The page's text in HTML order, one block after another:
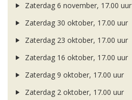
Zaterdag 6 november, 17.00 uur
Zaterdag 30 oktober, 17.00 uur
Zaterdag 23 oktober, 17.00 uur
Zaterdag 16 oktober, 17.00 uur
Zaterdag 9 oktober, 17.00 uur
Zaterdag 2 oktober, 17.00 uur